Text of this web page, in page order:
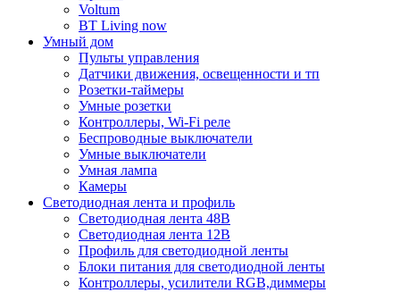
Voltum
BT Living now
Умный дом
Пульты управления
Датчики движения, освещенности и тп
Розетки-таймеры
Умные розетки
Контроллеры, Wi-Fi реле
Беспроводные выключатели
Умные выключатели
Умная лампа
Камеры
Светодиодная лента и профиль
Светодиодная лента 48В
Светодиодная лента 12В
Профиль для светодиодной ленты
Блоки питания для светодиодной ленты
Контроллеры, усилители RGB,диммеры